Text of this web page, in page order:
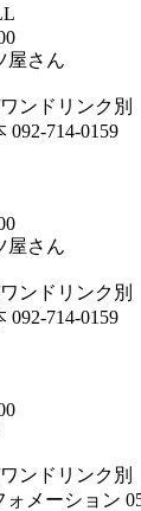
屋さん
ンドリンク別
714-0159
屋さん
ンドリンク別
714-0159
ンドリンク別
メーション